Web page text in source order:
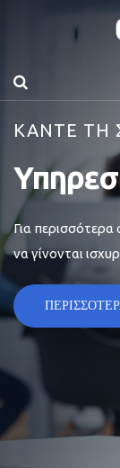
ΚΑΝΤΕ ΤΗ
Για
να γίνονται